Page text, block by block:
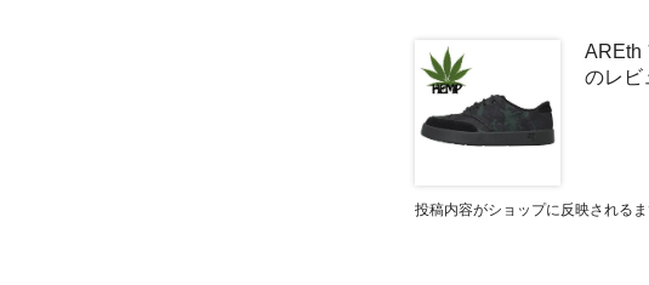
AREth
のレビ
投稿内容がショップに反映される